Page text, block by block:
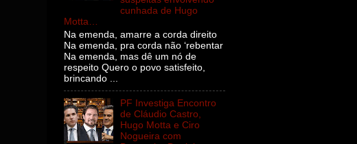
cunhada de Hugo
Motta…
Na emenda, amarre a corda direito
Na emenda, pra corda não ‘rebentar
Na emenda, mas dê um nó de
respeito Quero o povo satisfeito,
brincando ...
PF Investiga Encontro
de Cláudio Castro,
Hugo Motta e Ciro
Nogueira com